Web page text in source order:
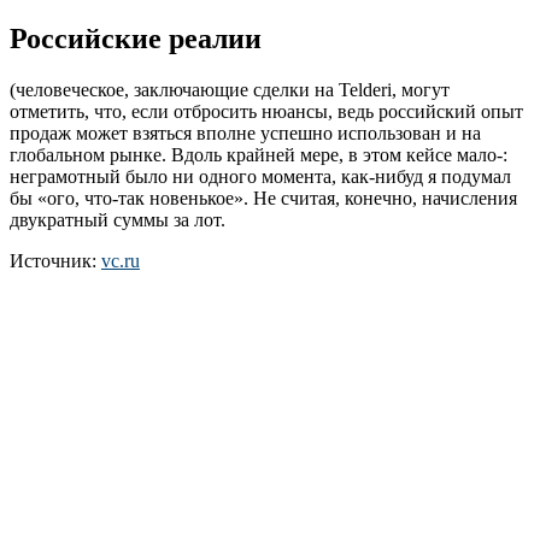
Российские реалии
(человеческое, заключающие сделки на Telderi, могут
отметить, что, если отбросить нюансы, ведь российский опыт
продаж может взяться вполне успешно использован и на
глобальном рынке. Вдоль крайней мере, в этом кейсе мало-:
неграмотный было ни одного момента, как-нибуд я подумал
бы «ого, что-так новенькое». Не считая, конечно, начисления
двукратный суммы за лот.
Источник: vc.ru